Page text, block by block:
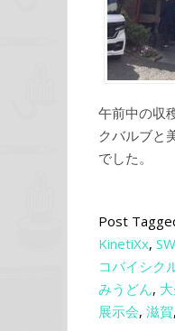
午前中の収
クバルブと
でした。
Post
KinetiXx,
コバイシク
みうどん,
展示会, 滋賀,